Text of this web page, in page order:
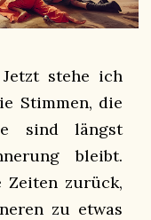
stehe ich
Stimmen, die
sind längst
bleibt.
Zeiten zurück,
zu etwas